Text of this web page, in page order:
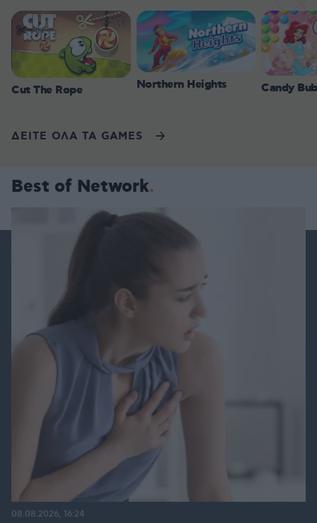
Cut The Rope Northern Heights Candy
ΔΕΙΤΕ ΟΛΑ ΤΑ GAMES
Best of Network
08.08.2026, 16:24